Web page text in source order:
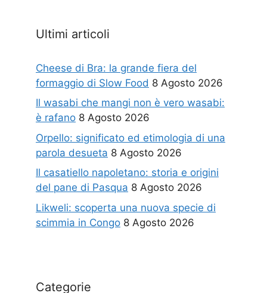
Ultimi articoli
Cheese di Bra: la grande fiera del
formaggio di Slow Food 8 Agosto 2026
Il wasabi che mangi non è vero wasabi:
è rafano 8 Agosto 2026
Orpello: significato ed etimologia di una
parola desueta 8 Agosto 2026
Il casatiello napoletano: storia e origini
del pane di Pasqua 8 Agosto 2026
Likweli: scoperta una nuova specie di
scimmia in Congo 8 Agosto 2026
Categorie